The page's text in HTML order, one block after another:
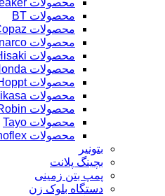
محصولات Breaker
محصولات BT
محصولات Copaz
محصولات Enarco
محصولات Hisaki
محصولات Honda
محصولات Hoppt
محصولات Mikasa
محصولات Robin
محصولات Tayo
محصولات Technoflex
بتونیر
بچینگ پلانت
پمپ بتن زمینی
دستگاه بلوک زن